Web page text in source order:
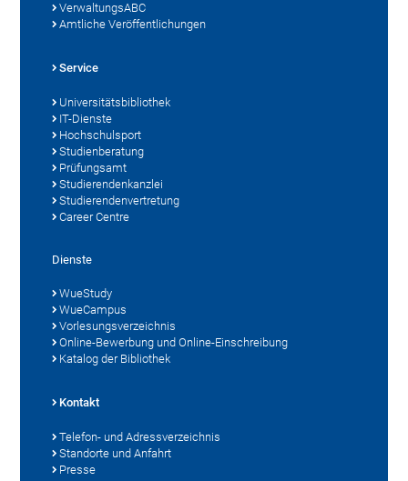
VerwaltungsABC
Amtliche Veröffentlichungen
Service
Universitätsbibliothek
IT-Dienste
Hochschulsport
Studienberatung
Prüfungsamt
Studierendenkanzlei
Studierendenvertretung
Career Centre
Dienste
WueStudy
WueCampus
Vorlesungsverzeichnis
Online-Bewerbung und Online-Einschreibung
Katalog der Bibliothek
Kontakt
Telefon- und Adressverzeichnis
Standorte und Anfahrt
Presse